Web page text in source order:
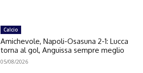
Calcio
Amichevole, Napoli-Osasuna 2-1: Lucca
torna al gol, Anguissa sempre meglio
05/08/2026